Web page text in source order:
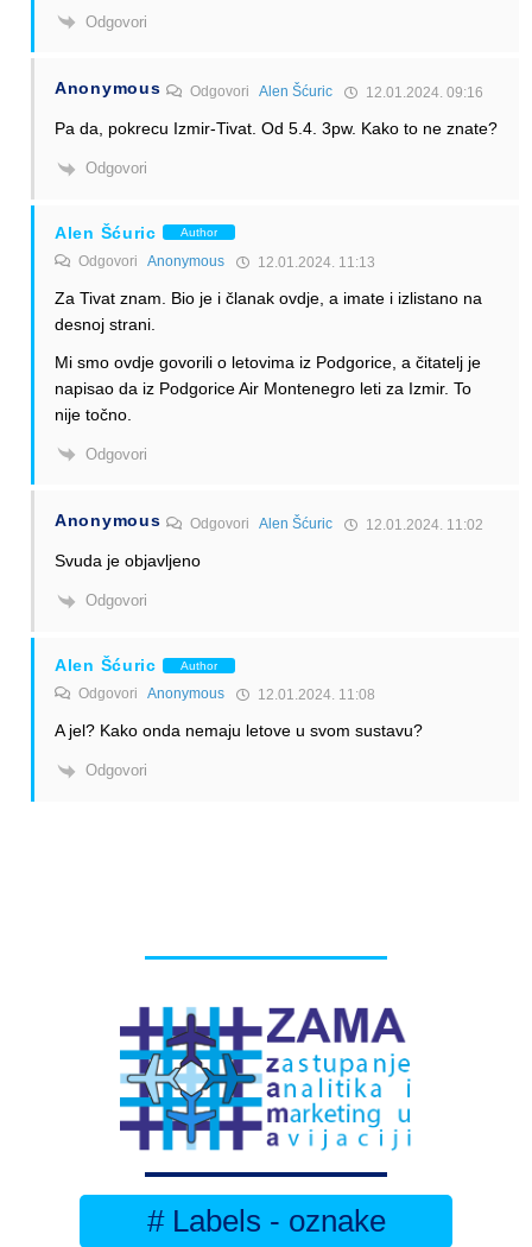
Odgovori
Anonymous OdgovoriAlen Šćuric 12.01.2024. 09:16
Pa da, pokrecu Izmir-Tivat. Od 5.4. 3pw. Kako to ne znate?
Odgovori
Alen Šćuric Author
Odgovori Anonymous 12.01.2024. 11:13
Za Tivat znam. Bio je i članak ovdje, a imate i izlistano na
desnoj strani.
Mi smo ovdje govorili o letovima iz Podgorice, a čitatelj je
napisao da iz Podgorice Air Montenegro leti za Izmir. To
nije točno.
Odgovori
Anonymous OdgovoriAlen Šćuric 12.01.2024. 11:02
Svuda je objavljeno
Odgovori
Alen Šćuric Author
Odgovori Anonymous 12.01.2024. 11:08
A jel? Kako onda nemaju letove u svom sustavu?
Odgovori
# Labels - oznake